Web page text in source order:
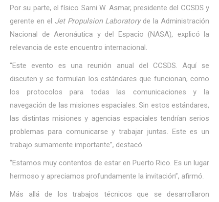
Por su parte, el físico Sami W. Asmar, presidente del CCSDS y
gerente en el Jet Propulsion Laboratoryde la Administración
Nacional de Aeronáutica y del Espacio (NASA), explicó la
relevancia de este encuentro internacional.
“Este evento es una reunión anual del CCSDS. Aquí se
discuten y se formulan los estándares que funcionan, como
los protocolos para todas las comunicaciones y la
navegación de las misiones espaciales. Sin estos estándares,
las distintas misiones y agencias espaciales tendrían serios
problemas para comunicarse y trabajar juntas. Este es un
trabajo sumamente importante”, destacó.
“Estamos muy contentos de estar en Puerto Rico. Es un lugar
hermoso y apreciamos profundamente la invitación”, afirmó.
Más allá de los trabajos técnicos que se desarrollaron